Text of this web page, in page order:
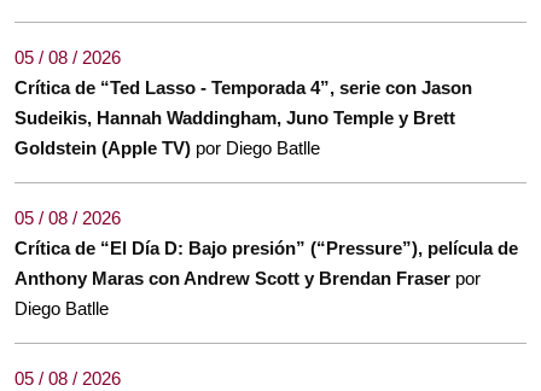
05 / 08 / 2026
Crítica de “Ted Lasso - Temporada 4”, serie con Jason
Sudeikis, Hannah Waddingham, Juno Temple y Brett
Goldstein (Apple TV) por Diego Batlle
05 / 08 / 2026
Crítica de “El Día D: Bajo presión” (“Pressure”), película de
Anthony Maras con Andrew Scott y Brendan Fraser por
Diego Batlle
05 / 08 / 2026